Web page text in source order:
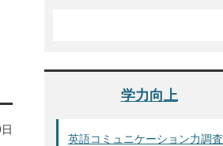
学力向上
英語コミュニケーション力調査